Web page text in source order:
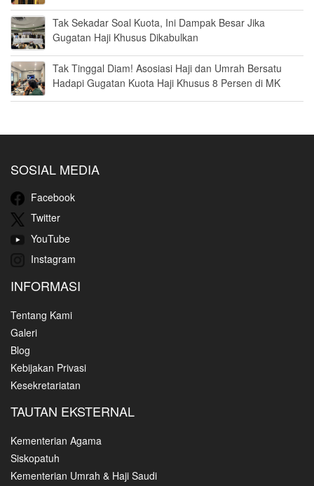
Tak Sekadar Soal Kuota, Ini Dampak Besar Jika
Gugatan Haji Khusus Dikabulkan
Tak Tinggal Diam! Asosiasi Haji dan Umrah Bersatu
Hadapi Gugatan Kuota Haji Khusus 8 Persen di MK
SOSIAL MEDIA
Facebook
Twitter
YouTube
Instagram
INFORMASI
Tentang Kami
Galeri
Blog
Kebijakan Privasi
Kesekretariatan
TAUTAN EKSTERNAL
Kementerian Agama
Siskopatuh
Kementerian Umrah & Haji Saudi